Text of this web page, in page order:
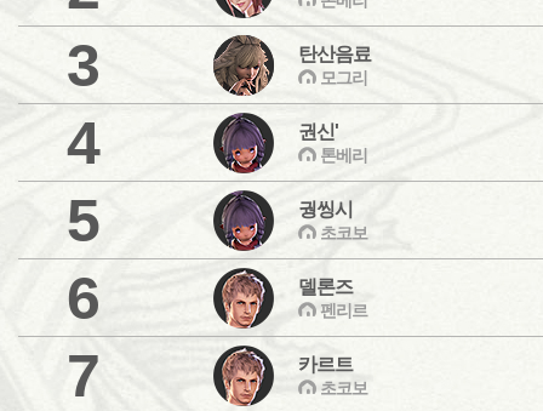
3 탄산음료
모그리
4 권신'
톤베리
5 궝씽시
초코보
6 델론즈
펜리르
7 카르트
초코보